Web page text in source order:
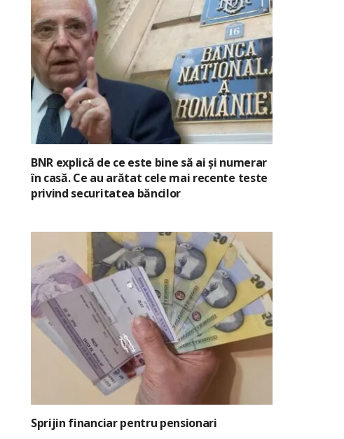
BNR explică de ce este bine să ai și numerar
în casă. Ce au arătat cele mai recente teste
privind securitatea băncilor
Sprijin financiar pentru pensionari